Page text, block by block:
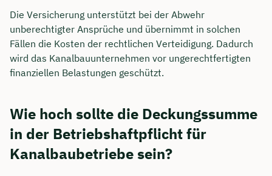
Die Versicherung unterstützt bei der Abwehr
unberechtigter Ansprüche und übernimmt in solchen
Fällen die Kosten der rechtlichen Verteidigung. Dadurch
wird das Kanalbauunternehmen vor ungerechtfertigten
finanziellen Belastungen geschützt.
Wie hoch sollte die Deckungssumme
in der Betriebshaftpflicht für
Kanalbaubetriebe sein?